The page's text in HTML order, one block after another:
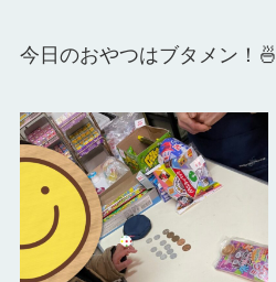
今日のおやつはブタメン！🍜